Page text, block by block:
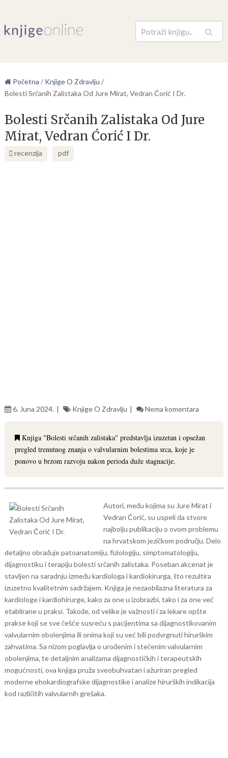
Pretraga
Početna / Knjige O Zdravlju /
Bolesti Srčanih Zalistaka Od Jure Mirat, Vedran Ćorić I Dr.
Bolesti Srčanih Zalistaka Od Jure
Mirat, Vedran Ćorić I Dr.
recenzija pdf
6. Juna 2024. Knjige O Zdravlju Nema komentara
Knjiga "Bolesti srčanih zalistaka" predstavlja izuzetan i opsežan
pregled trenutnog znanja o valvularnim bolestima srca, koje je
ponovo u brzom razvoju nakon perioda duže stagnacije.
Autori, među kojima su Jure Mirat i
Vedran Ćorić, su uspeli da stvore
najbolju publikaciju o ovom problemu
na hrvatskom jezičkom području. Delo
detaljno obrađuje patoanatomiju, fiziologiju, simptomatologiju,
dijagnostiku i terapiju bolesti srčanih zalistaka. Poseban akcenat je
stavljen na saradnju između kardiologa i kardiokirurga, što rezultira
izuzetno kvalitetnim sadržajem. Knjiga je nezaobilazna literatura za
kardiologe i kardiohirurge, kako za one u izobrazbi, tako i za one već
etablirane u praksi. Takođe, od velike je važnosti i za lekare opšte
prakse koji se sve češće susreću s pacijentima sa dijagnostikovanim
valvularnim obolenjima ili onima koji su već bili podvrgnuti hirurškim
zahvatima. Sa nizom poglavlja o urođenim i stečenim valvularnim
obolenjima, te detaljnim analizama dijagnostičkih i terapeutskih
mogućnosti, ova knjiga pruža sveobuhvatan i ažuriran pregled
moderne ehokardiografske dijagnostike i analize hirurških indikacija
kod različitih valvularnih grešaka.